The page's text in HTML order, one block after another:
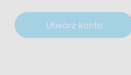
Utwórz konto